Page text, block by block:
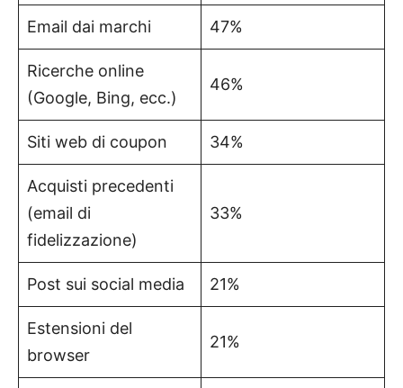
Email dai marchi 47%
Ricerche online
(Google, Bing, ecc.)
46%
Siti web di coupon 34%
Acquisti precedenti
(email di
fidelizzazione)
33%
Post sui social media 21%
Estensioni del
browser
21%